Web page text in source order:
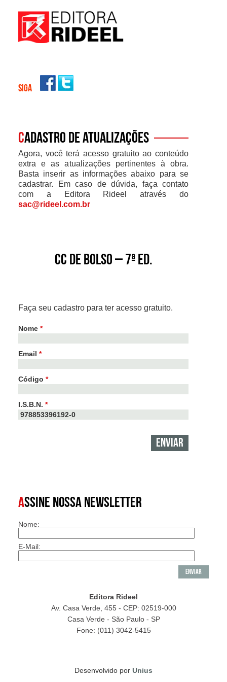
SIGA
Cadastro de atualizações
Agora, você terá acesso gratuito ao conteúdo
extra e as atualizações pertinentes à obra.
Basta inserir as informações abaixo para se
cadastrar. Em caso de dúvida, faça contato
com a Editora Rideel através do
sac@rideel.com.br
CC de Bolso – 7ª ed.
Faça seu cadastro para ter acesso gratuito.
Nome *
Email *
Código *
I.S.B.N. *
ASSINE NOSSA NEWSLETTER
Nome:
E-Mail:
Editora Rideel
Av. Casa Verde, 455 - CEP: 02519-000
Casa Verde - São Paulo - SP
Fone: (011) 3042-5415
Desenvolvido por Unius